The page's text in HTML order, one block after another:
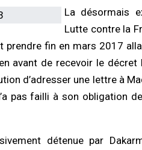
La désormais
Lutte contre la
prendre fin en mars 2017
avant de recevoir le
d’adresser une lettre à
pas failli à son obligation
détenue par
ACTUALITÉ À LA UNE